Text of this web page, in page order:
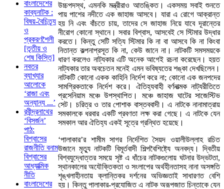
উচ্চপদস্থ, এমনকি মন্ত্রীরাও আতঙ্কিত। একসময় সবাই শুনতে
পায় পাশের নদীতে এক জাহাজ আসবে। যারা এ রোগে আক্রান্ত
হয় নি এবং বাঁচতে চায়, তাদের সে জাহাজ নিয়ে যাবে দূরান্তের
নীরোগ কোনো স্থানে। সবার বিশ্বাস, আসবেই সে স্টিমার উদ্ধার
করতে। কিন্তু সেটি সত্যি স্টিমার কি না বা আসবে কি না কিংবা
নিতান্ত কল্পনাপ্রসূত কি না, কেউ জানে না। নাটকটি সমসময়কে
ধারণ করলেও নাট্যকার এটি অনেক আগেই রচনা করেছেন। হয়ত
নাট্যকার তার অবচেতন মনেই এমন ভবিষ্যতের শঙ্কা দেখছিলেন।
নাটকটি কোনো একক কাহিনি নির্দেশ করে না; কোনো এক জনপদের
সামগ্রিকতাকে নির্দেশ করে। ঐতিহ্যবাহী বর্ণনাত্মক নাট্যরীতিতে
প্রসেনিয়াম মঞ্চে উপস্থাপিত। মঞ্চে জাহাজ ঘাটের সাজেস্টিভ
সেট। চরিত্র ও তার পোশাক বাস্তববাদী। এ নাটকে নানামাত্রায়
সমকালকে ধরবার একটি প্রবণতা লক্ষ করা গেছে। এ নাটকে যেন
সমকাল আর ঐতিহ্য একই সূত্রে গ্রন্থিত হয়েছে।
‘পালাকার’র শামীম সাগর নির্দেশিত সৈয়দ ওয়ালীউল্লাহ রচিত
উজানে মৃত্যু নাটকটি বিমূর্তবাদী শিল্পবৈশিষ্ট্যে অনবদ্য। দ্বিতীয়
বিশ্বযুদ্ধোত্তর সময়ে সৃষ্ট এ ধাঁচের নাটকগুলোয় ঘটনার উদ্ভটতা,
স্থানকালের অযৌক্তিকতা ও সংলাপের অর্থহীনতাসহ নানা অসঙ্গতি
শৃঙ্খলাহীনতায় ক্লান্তিকর দর্শনের অভিজ্ঞতাই সাধারণত বেশি
হয়। কিন্তু পালাকার-প্রযোজিত এ নাটক অরূপজাত চিন্তাকে যেন
বাংলাদেশের
কাব্যনাটক :
বিষয়-বৈচিত্র্য
ও
প্রকরণশৈলী
[তৃতীয় ও
শেষ কিস্তি]
নবতর
ব্যাখ্যার
আলোকে
‘রাজা এবং
অন্যান্য ...’
রবীন্দ্রনাথের
‘বিসর্জন’
পাঠ:
বিশ্বাসের
রাজনীতি বনাম
বিশ্বাসের
আধ্যাত্মিক
নীতি
বাংলাদেশের